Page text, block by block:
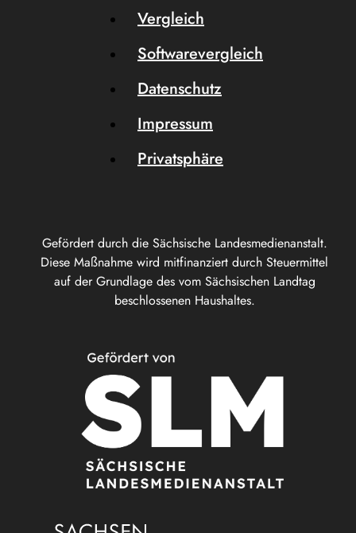
Gefördert durch die Sächsische Landesmedienanstalt.
Diese Maßnahme wird mitfinanziert durch Steuermittel
auf der Grundlage des vom Sächsischen Landtag
beschlossenen Haushaltes.
Vergleich
Softwarevergleich
Datenschutz
Impressum
Privatsphäre